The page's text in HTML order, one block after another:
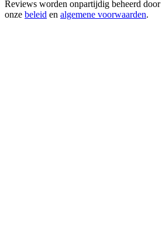
Reviews worden onpartijdig beheerd door
onze beleid en algemene voorwaarden.